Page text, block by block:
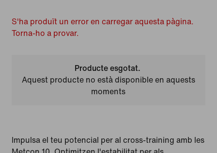
S'ha produït un error en carregar aquesta pàgina.
Torna-ho a provar.
Producte esgotat.
Aquest producte no està disponible en aquests
moments
Impulsa el teu potencial per al cross-training amb les